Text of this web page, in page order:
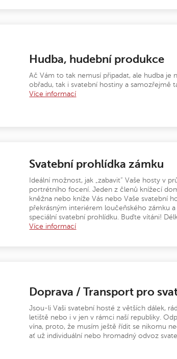
Hudba, hudební produkce
Ač Vám to tak nemusí připadat, ale hudba je
obřadu, tak i svatební hostiny a samozřejmě
Více informací
Svatební prohlídka zámku
Ideální možnost, jak „zabavit“ Vaše hosty v
portrétního focení. Jeden z členů knížecí
kněžna nebo kníže Vás nebo Vaše svatební
překrásným interiérem loučeňského zámku
speciální svatební prohlídku. Buďte vítáni!
Více informací
Doprava / Transport pro
Jsou-li Vaši svatební hosté z větších dálek,
letiště nebo i v jen v rámci naší republiky.
vína, proto, že musím ještě řídit se nikomu
ať už individuální nebo hromadný odvoz